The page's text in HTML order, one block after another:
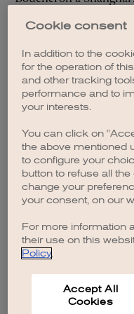
LIRE L'ARTICLE
VOIR TOUS LES
EN
Cookie consent
In addition to the
for the operation of
and other tracking
performance and to
your interests.
You can click on
the above mentioned
to configure your
button to refuse all
change your
your consent, on our
For more information
their use on this
Policy.
Accept All
Cookies